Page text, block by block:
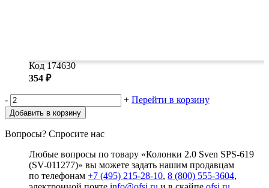
Код 174630
354 ₽
- + Перейти в корзину
Добавить в корзину
Вопросы? Спросите нас
Любые вопросы по товару «Колонки 2.0 Sven SPS-619
(SV-011277)» вы можете задать нашим продавцам
по телефонам +7 (495) 215-28-10, 8 (800) 555-3604,